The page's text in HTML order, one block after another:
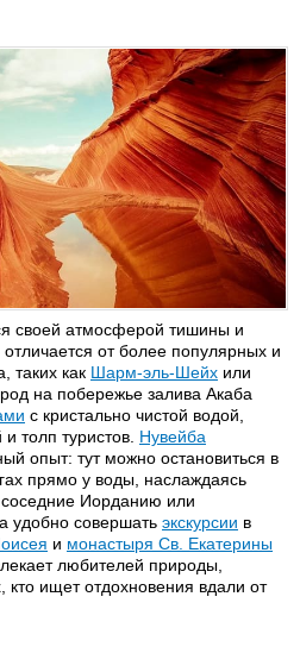
Beach Resort 5* (бывш.
Marriott Renaissance)
Ritz Carlton 5*
Royal Albatros Moderna 5*
Royal Grand Sharm 5*
Royal Paradise 4*
Royal Rojana 4*
Rosetta 4*
Sabena Marmara 4* (бывш.
Casablanca)
Sanafir Village 4*
Savoy 5* (бывш. Le Meridien)
Sea Club 5*
Sea Life 4*
Seti Sharm 4*
Sharm Club Village 4*
Sharm Life 3*
Sharm Plaza 5* (бывш. Crown
Kanabesh 4*
Mariott Front 5*(бывш. Mariott
Beach Resort)
Movenpick Jolie Ville 5*
New Tower 4*
Novotel 4*
Sanafir Village 4*
Sharm Holiday 3*
Tiran Village 3*
своей атмосферой тишины и
от более популярных и
таких как Шарм-эль-Шейх или
на побережье залива Акаба
с кристально чистой водой,
толп туристов. Нувейба
опыт: тут можно остановиться в
прямо у воды, наслаждаясь
Иорданию или
удобно совершать экскурсии в
и монастыря Св. Екатерины
любителей природы,
кто ищет отдохновения вдали от